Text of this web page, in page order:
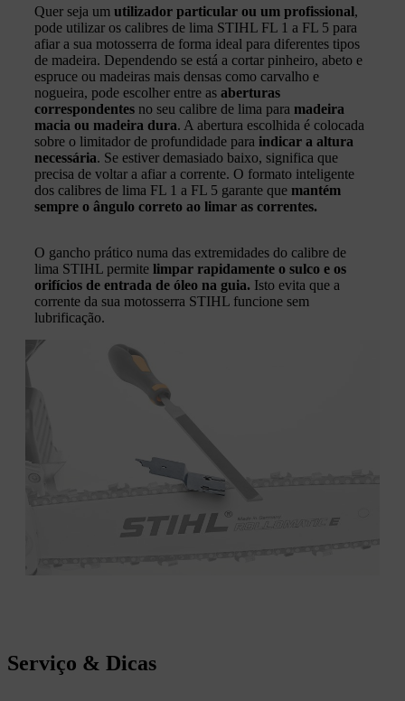
Quer seja um utilizador particular ou um profissional,
pode utilizar os calibres de lima STIHL FL 1 a FL 5 para
afiar a sua motosserra de forma ideal para diferentes tipos
de madeira. Dependendo se está a cortar pinheiro, abeto e
espruce ou madeiras mais densas como carvalho e
nogueira, pode escolher entre as aberturas
correspondentes no seu calibre de lima para madeira
macia ou madeira dura. A abertura escolhida é colocada
sobre o limitador de profundidade para indicar a altura
necessária. Se estiver demasiado baixo, significa que
precisa de voltar a afiar a corrente. O formato inteligente
dos calibres de lima FL 1 a FL 5 garante que mantém
sempre o ângulo correto ao limar as correntes.
O gancho prático numa das extremidades do calibre de
lima STIHL permite limpar rapidamente o sulco e os
orifícios de entrada de óleo na guia. Isto evita que a
corrente da sua motosserra STIHL funcione sem
lubrificação.
Serviço & Dicas